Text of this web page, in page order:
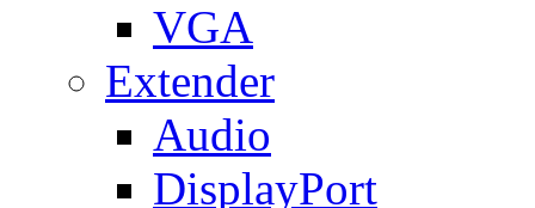
VGA
Extender
Audio
DisplayPort